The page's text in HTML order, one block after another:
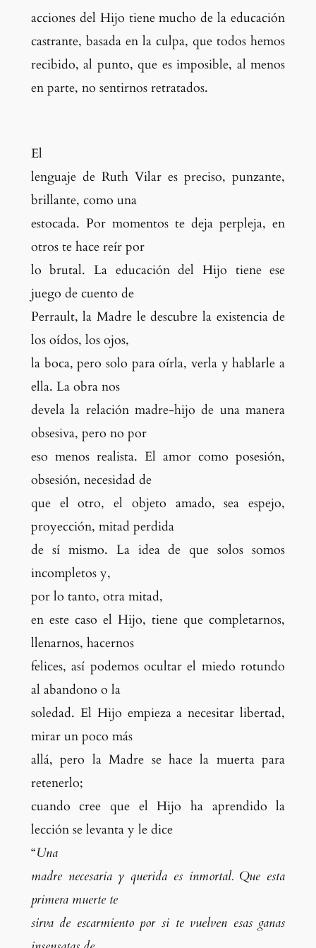
acciones del Hijo tiene mucho de la educación
castrante, basada en la culpa, que todos hemos
recibido, al punto, que es imposible, al menos
en parte, no sentirnos retratados.
El
lenguaje de Ruth Vilar es preciso, punzante,
brillante, como una
estocada. Por momentos te deja perpleja, en
otros te hace reír por
lo brutal. La educación del Hijo tiene ese
juego de cuento de
Perrault, la Madre le descubre la existencia de
los oídos, los ojos,
la boca, pero solo para oírla, verla y hablarle a
ella. La obra nos
devela la relación madre-hijo de una manera
obsesiva, pero no por
eso menos realista. El amor como posesión,
obsesión, necesidad de
que el otro, el objeto amado, sea espejo,
proyección, mitad perdida
de sí mismo. La idea de que solos somos
incompletos y,
por lo tanto, otra mitad,
en este caso el Hijo, tiene que completarnos,
llenarnos, hacernos
felices, así podemos ocultar el miedo rotundo
al abandono o la
soledad. El Hijo empieza a necesitar libertad,
mirar un poco más
allá, pero la Madre se hace la muerta para
retenerlo;
cuando cree que el Hijo ha aprendido la
lección se levanta y le dice
“Una
madre necesaria y querida es inmortal. Que esta
primera muerte te
sirva de escarmiento por si te vuelven esas ganas